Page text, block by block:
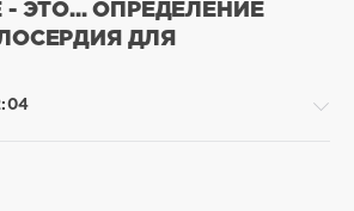
ЭТО... ОПРЕДЕЛЕНИЕ
ДЛЯ